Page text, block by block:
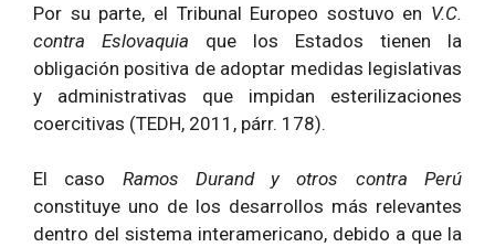
Por su parte, el Tribunal Europeo sostuvo en V.C.
contra Eslovaquia que los Estados tienen la
obligación positiva de adoptar medidas legislativas
y administrativas que impidan esterilizaciones
coercitivas (TEDH, 2011, párr. 178).
El caso Ramos Durand y otros contra Perú
constituye uno de los desarrollos más relevantes
dentro del sistema interamericano, debido a que la